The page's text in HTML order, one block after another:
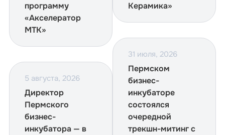
программу
«Акселератор
МТК»
5 августа, 2026
Директор
Пермского
бизнес-
инкубатора — в
Керамика»
31 июля, 2026
Пермском
бизнес-
инкубаторе
состоялся
очередной
трекшн-митинг с